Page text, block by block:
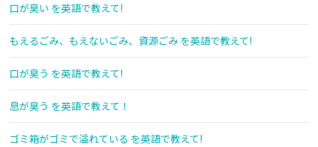
口が臭い を英語で教えて!
もえるごみ、もえないごみ、資源ごみ を英語で教えて!
口が臭う を英語で教えて!
息が臭う を英語で教えて！
ゴミ箱がゴミで溢れている を英語で教えて!